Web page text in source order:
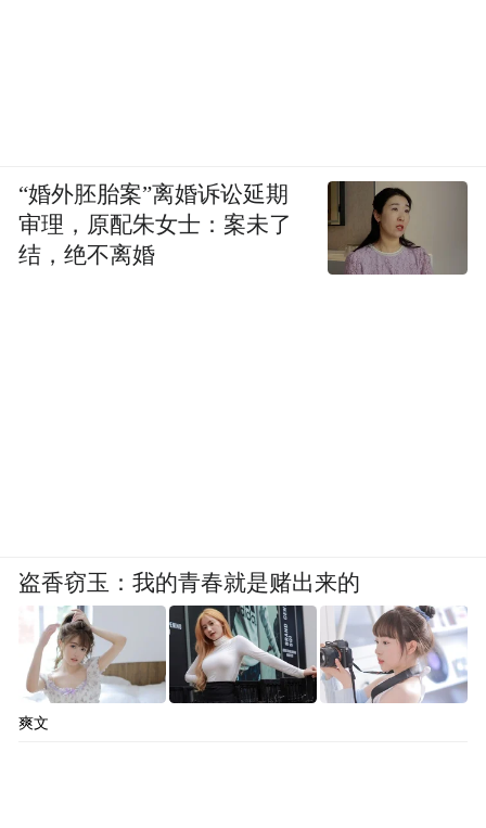
“婚外胚胎案”离婚诉讼延期
审理，原配朱女士：案未了
结，绝不离婚
盗香窃玉：我的青春就是赌出来的
爽文